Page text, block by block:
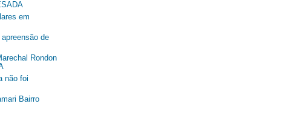
em
de
Rondon
não foi
Bairro